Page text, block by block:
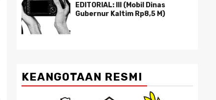
EDITORIAL: III (Mobil Dinas
Gubernur Kaltim Rp8,5 M)
KEANGOTAAN RESMI